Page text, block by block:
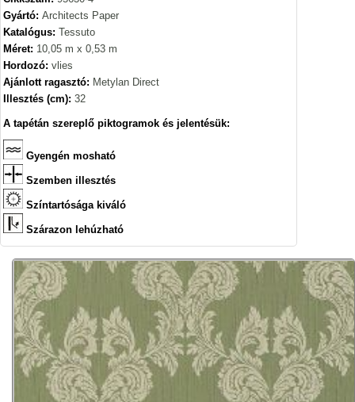
Gyártó: Architects Paper
Katalógus: Tessuto
Méret: 10,05 m x 0,53 m
Hordozó: vlies
Ajánlott ragasztó: Metylan Direct
Illesztés (cm): 32
A tapétán szereplő piktogramok és jelentésük:
Gyengén mosható
Szemben illesztés
Színtartósága kiváló
Szárazon lehúzható